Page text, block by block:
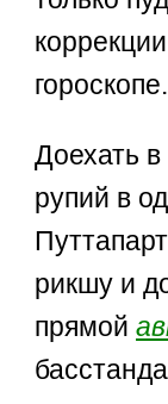
гороскопе.
Доехать
рупий в
рикшу и
прямой